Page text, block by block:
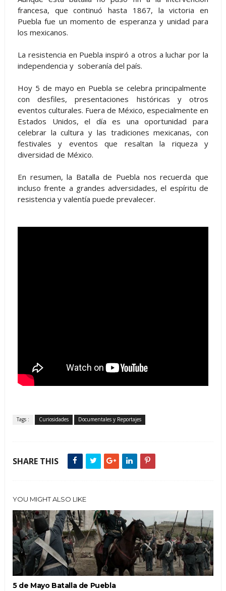
francesa, que continuó hasta 1867, la victoria en
Puebla fue un momento de esperanza y unidad para
los mexicanos.
La resistencia en Puebla inspiró a otros a luchar por la
independencia y soberanía del país.
Hoy 5 de mayo en Puebla se celebra principalmente
con desfiles, presentaciones históricas y otros
eventos culturales. Fuera de México, especialmente en
Estados Unidos, el día es una oportunidad para
celebrar la cultura y las tradiciones mexicanas, con
festivales y eventos que resaltan la riqueza y
diversidad de México.
En resumen, la Batalla de Puebla nos recuerda que
incluso frente a grandes adversidades, el espíritu de
resistencia y valentía puede prevalecer.
Tags : Curiosidades Documentales y Reportajes
SHARE THIS
YOU MIGHT ALSO LIKE
5 de Mayo Batalla de Puebla